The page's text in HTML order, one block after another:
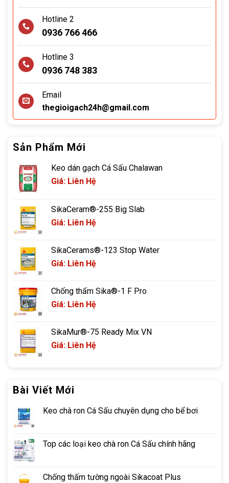
Hotline 2
0936 766 466
Hotline 3
0936 748 383
Email
thegioigach24h@gmail.com
Sản Phẩm Mới
Keo dán gạch Cá Sấu Chalawan
Giá: Liên Hệ
SikaCeram®-255 Big Slab
Giá: Liên Hệ
SikaCerams®-123 Stop Water
Giá: Liên Hệ
Chống thấm Sika®-1 F Pro
Giá: Liên Hệ
SikaMur®-75 Ready Mix VN
Giá: Liên Hệ
Bài Viết Mới
Keo chà ron Cá Sấu chuyên dụng cho bể bơi
Top các loại keo chà ron Cá Sấu chính hãng
Chống thấm tường ngoài Sikacoat Plus